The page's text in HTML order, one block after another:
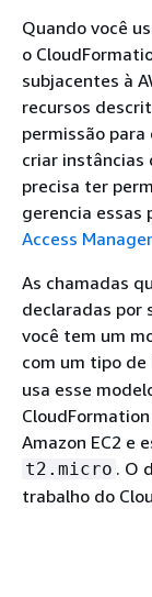
Quando você
o
subjacentes à
recursos
permissão para
criar instâncias
precisa ter
gerencia essas
Access
As chamadas
declaradas por
você tem um
com um tipo de
usa esse
Amazon EC2 e
t2.micro . O
trabalho do